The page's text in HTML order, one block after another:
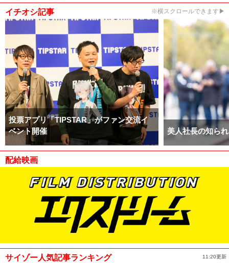
イチオシ記事 ※横スクロールできます▶
投票アプリ「TIPSTAR」がファン交流イ
ベント開催
美人社長の知ら
配給映画
サイゾー人気記事ランキング 11:20更新